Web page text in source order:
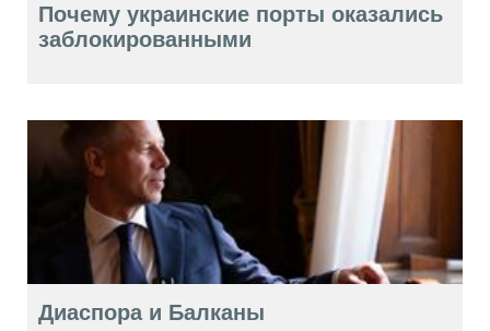
Почему украинские порты оказались
заблокированными
Диаспора и Балканы